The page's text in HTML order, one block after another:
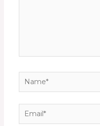
Name*
Email*